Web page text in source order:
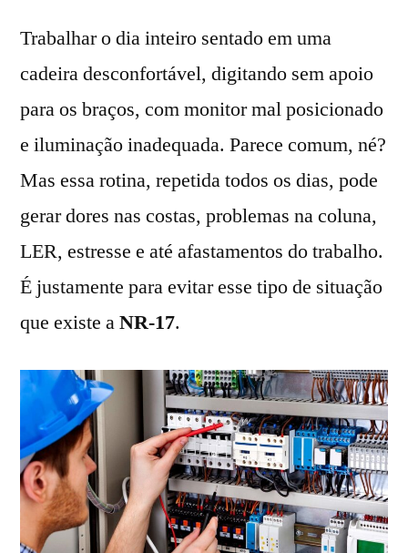
Trabalhar o dia inteiro sentado em uma
cadeira desconfortável, digitando sem apoio
para os braços, com monitor mal posicionado
e iluminação inadequada. Parece comum, né?
Mas essa rotina, repetida todos os dias, pode
gerar dores nas costas, problemas na coluna,
LER, estresse e até afastamentos do trabalho.
É justamente para evitar esse tipo de situação
que existe aNR-17.